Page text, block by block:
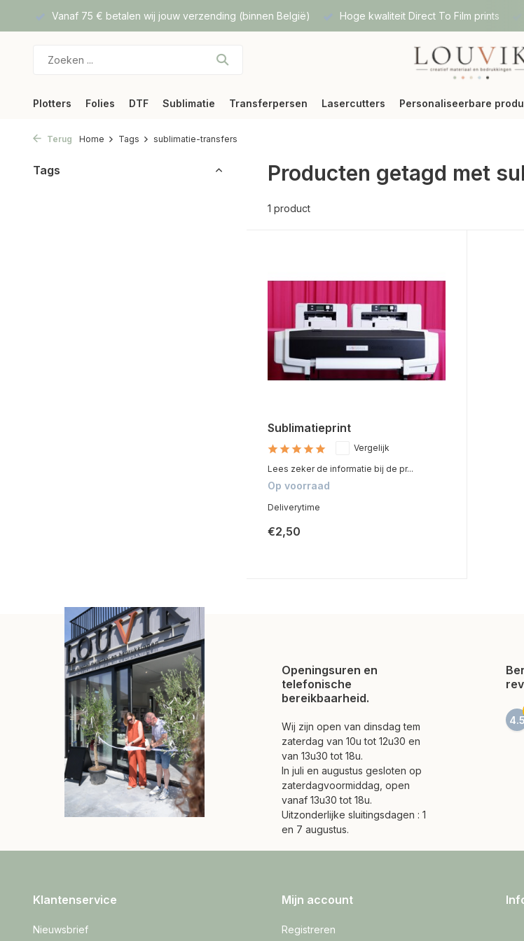
Vanaf 75 € betalen wij jouw verzending (binnen België) Hoge kwaliteit Direct To Film prints
Plotters Folies DTF Sublimatie Transferpersen Lasercutters Personaliseerbare
Terug Home Tags sublimatie-transfers
Tags Producten getagd met
1 product
Sublimatieprint
Vergelijk
Lees zeker de informatie bij de pr...
Op voorraad
Deliverytime
€2,50
Openingsuren en
telefonische
bereikbaarheid.
Wij zijn open van dinsdag tem
zaterdag van 10u tot 12u30 en
van 13u30 tot 18u.
In juli en augustus gesloten op
zaterdagvoormiddag, open
vanaf 13u30 tot 18u.
Uitzonderlijke sluitingsdagen : 1
en 7 augustus.
Klantenservice
Nieuwsbrief
Mijn account
Registreren